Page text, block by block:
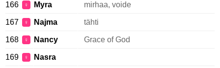
166 ♀ Myra mirhaa, voide
167 ♀ Najma tähti
168 ♀ Nancy Grace of God
169 ♀ Nasra